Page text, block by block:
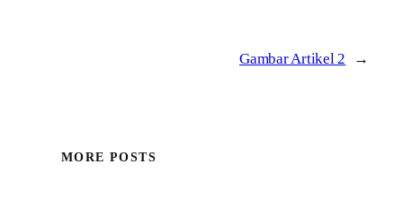
Gambar Artikel 2 →
MORE POSTS